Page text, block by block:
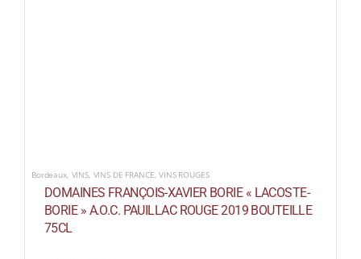
Bordeaux, VINS, VINS DE FRANCE,VINS ROUGES
DOMAINES FRANÇOIS-XAVIER BORIE « LACOSTE-
BORIE » A.O.C. PAUILLAC ROUGE 2019 BOUTEILLE
75CL